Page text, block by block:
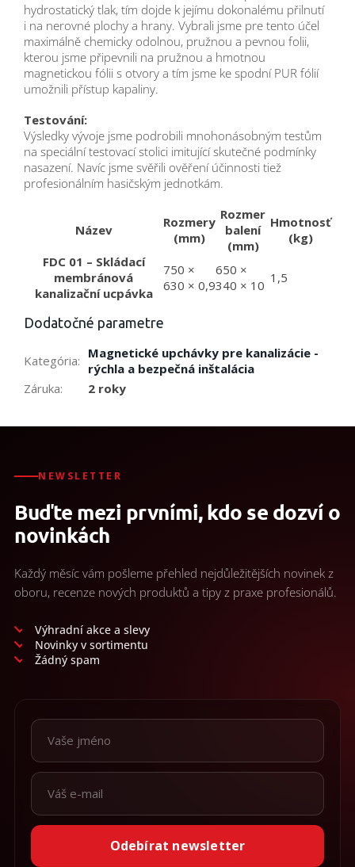
hydrostatický tlak, tím dojde k jejímu dokonalému přilnutí
i na nerovné plochy a hrany. Vybrali jsme pre tento účel
maximálně chemicky odolnou, pružnou a pevnou folii,
kterou jsme připevnili na pružnou a hmotnou
magnetickou fólii s otvory a tím jsme ke spodní PUR fólií
umožnili přístup kapaliny.
Testování:
Výsledky vývoje jsme podrobili mnohonásobným testům
na speciální testovací stolici imitující skutečné podmínky
nasazení. Navíc jsme svěřili ověření účinnosti tiež
profesionálním hasičským jednotkám.
Název
Rozmery
(mm)
Rozmer
balení
(mm)
Hmotnosť
(kg)
FDC 01 – Skládací
membránová
kanalizační ucpávka
750 ×
630 × 0,9
650 ×
340 × 10 1,5
Dodatočné parametre
Kategória: Magnetické upchávky pre kanalizácie -
rýchla a bezpečná inštalácia
Záruka: 2 roky
NEWSLETTER
Buďte mezi prvními, kdo se dozví o
novinkách
Každý měsíc vám pošleme přehled nejdůležitějších novinek z
oboru, recenze nových produktů a tipy z praxe profesionálů.
Výhradní akce a slevy
Novinky v sortimentu
Žádný spam
Odebírat newsletter